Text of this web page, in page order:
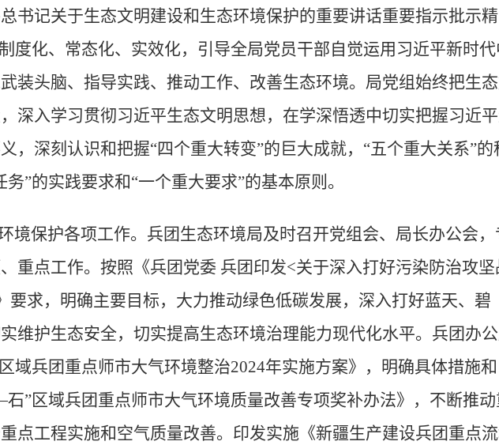
书记关于生态文明建设和生态环境保护的重要讲话重要指示批示精
制度化、常态化、实效化，引导全局党员干部自觉运用习近平新时代
装头脑、指导实践、推动工作、改善生态环境。 局党组始终把生
深入学习贯彻习近平生态文明思想，在学深悟透中切实把握习近
，深刻认识和把握“四个重大转变”的巨大成就，“五个重大关系”的
”的实践要求和“一个重大要求”的基本原则。
境保护各项工作。兵团生态环境局及时召开党组会、局长办公会，
重点工作。按照《兵团党委 兵团印发<关于深入打好污染防治攻坚
要求，明确主要目标，大力推动绿色低碳发展，深入打好蓝天、碧
维护生态安全，切实提高生态环境治理能力现代化水平。 兵团办
域兵团重点师市大气环境整治2024年实施方案》 ，明确具体措施和
石”区域兵团重点师市大气环境质量改善专项奖补办法》，不断推动
点工程实施和空气质量改善。印发实施《新疆生产建设兵团重点